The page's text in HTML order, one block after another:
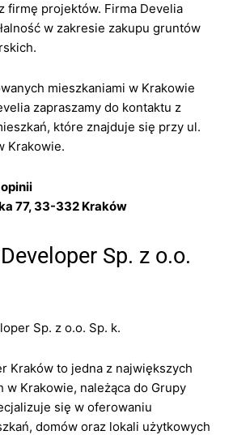
firmę projektów. Firma Develia
w zakresie zakupu gruntów
mieszkaniami w Krakowie
zapraszamy do kontaktu z
które znajduje się przy ul.
Krakowie.
77, 33-332 Kraków
Sp. z o.o.
Kraków to jedna z największych
Krakowie, należąca do Grupy
się w oferowaniu
domów oraz lokali użytkowych